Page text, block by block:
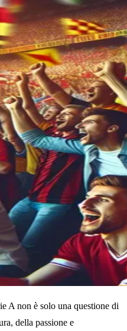
A non è solo una questione di
della passione e